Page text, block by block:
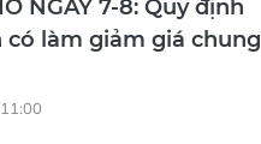
NGÀY 7-8: Quy định
có làm giảm giá chung